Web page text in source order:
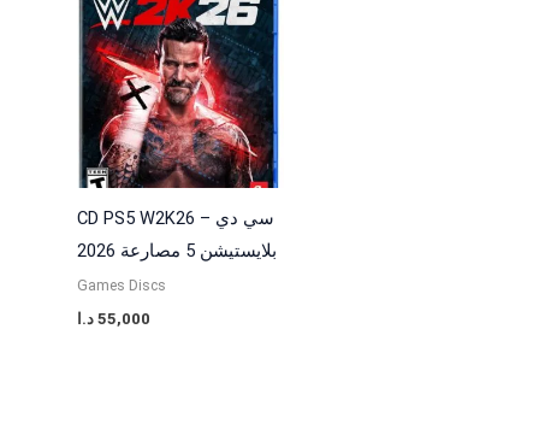
CD PS5 W2K26 – سي دي
بلايستيشن 5 مصارعة 2026
Games Discs
55,000 د.ا